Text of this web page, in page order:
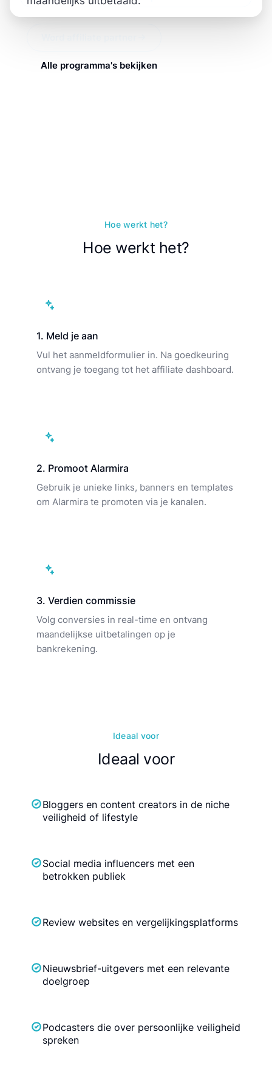
Alle programma's bekijken
Hoe werkt het?
Hoe werkt het?
1. Meld je aan
Vul het aanmeldformulier in. Na goedkeuring
ontvang je toegang tot het affiliate dashboard.
2. Promoot Alarmira
Gebruik je unieke links, banners en templates
om Alarmira te promoten via je kanalen.
3. Verdien commissie
Volg conversies in real-time en ontvang
maandelijkse uitbetalingen op je
bankrekening.
Ideaal voor
Ideaal voor
Bloggers en content creators in de niche
veiligheid of lifestyle
Social media influencers met een
betrokken publiek
Review websites en vergelijkingsplatforms
Nieuwsbrief-uitgevers met een relevante
doelgroep
Podcasters die over persoonlijke veiligheid
spreken